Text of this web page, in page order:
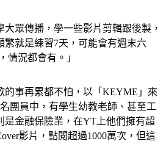
大眾傳播，學一些影片剪輯跟後製，
繁就是練習7天，可能會有週末六
情況都會有。」
的事再累都不怕，以「KEYME」來
團員中，有學生幼教老師、甚至工
是金融保險業，在YT上他們擁有超
影片，點閱超過1000萬次，但這